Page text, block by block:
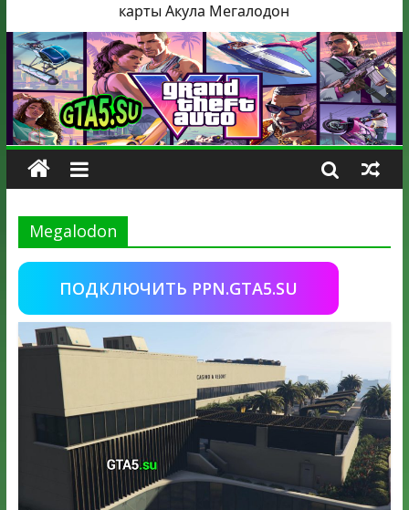
карты Акула Мегалодон
Megalodon
ПОДКЛЮЧИТЬ PPN.GTA5.SU